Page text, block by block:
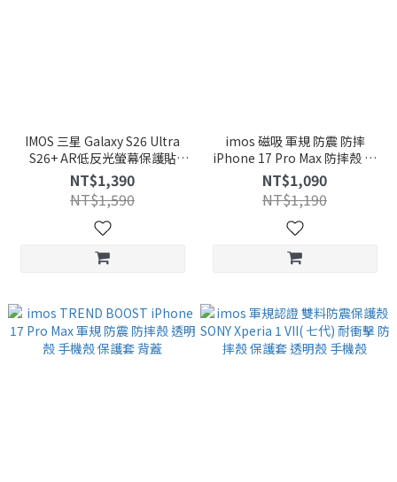
IMOS 三星 Galaxy S26 Ultra
S26+ AR低反光螢幕保護貼
2.5D 黑邊鋼化膜 9H硬度 抗汙
NT$1,390
NT$1,590
imos 磁吸 軍規 防震 防摔
iPhone 17 Pro Max 防摔殼 保
護套 保護殼 手機殼 透明殼 背蓋
NT$1,090
NT$1,190